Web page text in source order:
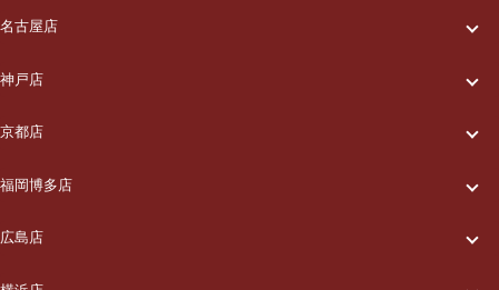
ご利用の流れ
メニュー/料金
出張エリア
ブログ
お知らせ
一休について
ご利用の流れ
メニュー/料金
出張エリア
ブログ
名古屋店
一休について
ご利用の流れ
メニュー/料金
出張エリア
神戸店
一休について
ご利用の流れ
メニュー/料金
京都店
一休について
ご利用の流れ
福岡博多店
一休について
広島店
一休について